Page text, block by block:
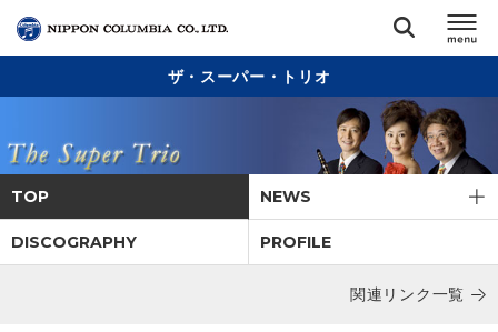
閉じる
リリース
アーティスト
ザ・スーパー・トリオ
TOP NEWS
DISCOGRAPHY PROFILE
関連リンク一覧